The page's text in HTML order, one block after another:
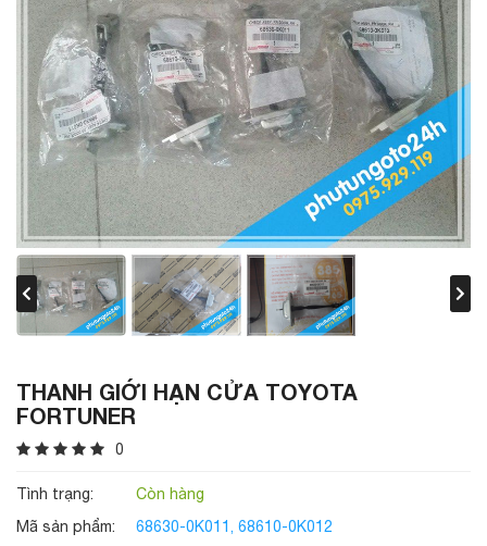
THANH GIỚI HẠN CỬA TOYOTA
FORTUNER
0
Tình trạng:
Còn hàng
Mã sản phẩm:
68630-0K011, 68610-0K012